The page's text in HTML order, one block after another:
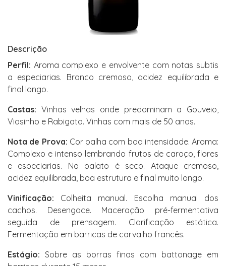
Descrição
Perfil: Aroma complexo e envolvente com notas subtis
a especiarias. Branco cremoso, acidez equilibrada e
final longo.
Castas: Vinhas velhas onde predominam a Gouveio,
Viosinho e Rabigato. Vinhas com mais de 50 anos.
Nota de Prova: Cor palha com boa intensidade. Aroma:
Complexo e intenso lembrando frutos de caroço, flores
e especiarias. No palato é seco. Ataque cremoso,
acidez equilibrada, boa estrutura e final muito longo.
Vinificação: Colheita manual. Escolha manual dos
cachos. Desengace. Maceração pré-fermentativa
seguida de prensagem. Clarificação estática.
Fermentação em barricas de carvalho francês.
Estágio: Sobre as borras finas com battonage em